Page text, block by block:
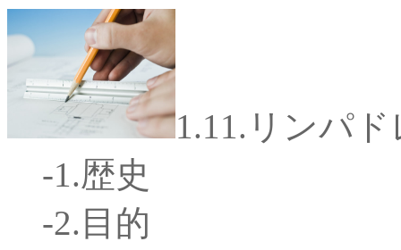
1.11.リンパ
-1.歴史
-2.目的